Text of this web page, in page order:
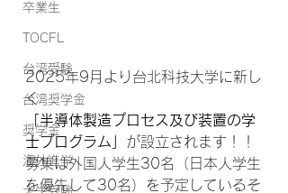
卒業生
TOCFL
台湾受験
台湾奨学金
奨学金
海外進学
2025年9月より台北科技大学に新し
く
「半導体製造プロセス及び装置の学
士プログラム
が設立されます！！
募集は外国人学生30名（日本人学生
を優先して30名）を予定しているそ